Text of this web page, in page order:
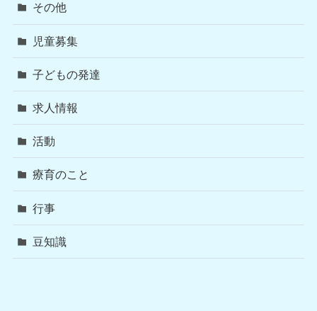
その他
児童募集
子どもの発達
求人情報
活動
療育のこと
行事
豆知識